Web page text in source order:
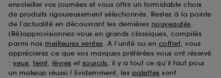
ensoleiller vos journées et vous offrir un formidable choix
de produits rigoureusement sélectionnés. Restez à la pointe
de l’actualité en découvrant les dernières nouveautés.
(Ré)approvisionnez-vous en grands classiques, compilés
parmi nos meilleures ventes. A l’unité ou en coffret, vous
apprécierez ce que vos marques préférées vous ont réservé
: yeux, teint, lèvres et sourcils, il y a tout ce qu’il faut pour
un makeup réussi ! Evidemment, les palettes sont